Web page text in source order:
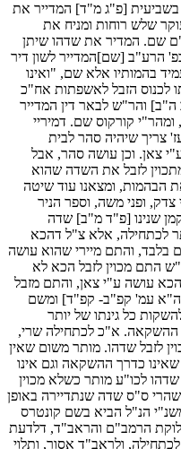
[פ"ג מ"ד] המדייר את
שלש רוחות ומניח את
שם. המדיר את שדהו שיתן
הרע"ב [שם]המדייר לשון דיר
בהמותיו אלא שם, "ואינו
לכנוס הזבל לאשפתות אח"כ
והר"ש לבאר דין המדייר
קורקוס שם. דמיריי
צריך שיהיה סהר לבית
צאן. וכן עושה סהר, אבל
לזבל את השדה שהוא
הבהמות, ומצאנו עוד שיטה
ופני משה, וספר הניר
שנינו [פ"ד מ"ב] שדה
לכתחילה, אלא צ"ל דהכא
בלבד, והתם מיירי שהוא עושה
התם מכוין לזבל הכא לא
עושה ע"י צאן, והתם מזבל
[ה"א עמ' קפ"ב- קפ"ד] ומשם
כל גינתו של יותר
ההשקאה. א"כ לכתחילה שרי,
לזבל שדהו. מותר משום שאין
כדרך ההשקאה וגם אינו
שדהו לכו"ע מותר כשלא מכוין
ס"ס שדה שנתדיירה באופן
הנ"ל הביא בשם קונטרס
הרמב"ם והראב"ד, דלדעת
ולראב"ד אסור, ותלוי